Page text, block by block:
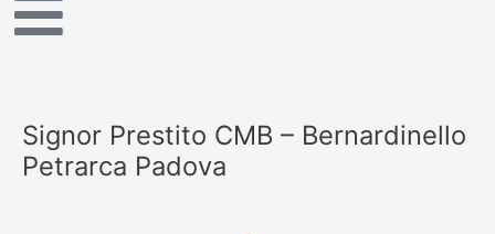
Signor Prestito CMB – Bernardinello
Petrarca Padova